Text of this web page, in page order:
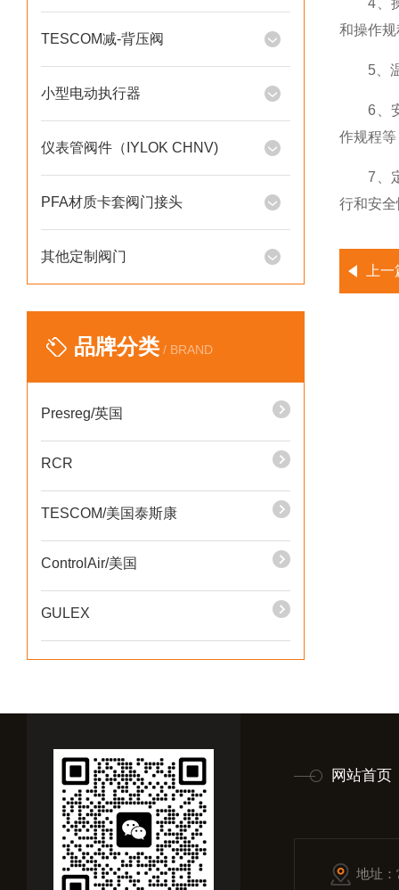
TESCOM减-背压阀
小型电动执行器
仪表管阀件（IYLOK CHNV)
PFA材质卡套阀门接头
其他定制阀门
品牌分类 / BRAND
Presreg/英国
RCR
TESCOM/美国泰斯康
ControlAir/美国
GULEX
4、操
和操作
5、温
6、安
作规程
7、定
行和安
上
网站首页
地址